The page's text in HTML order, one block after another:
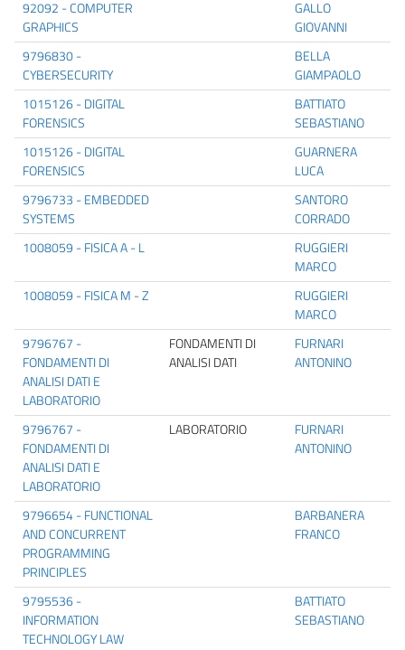
92092 - COMPUTER
GRAPHICS
GALLO
GIOVANNI
9796830 -
CYBERSECURITY
BELLA
GIAMPAOLO
1015126 - DIGITAL
FORENSICS
BATTIATO
SEBASTIANO
1015126 - DIGITAL
FORENSICS
GUARNERA
LUCA
9796733 - EMBEDDED
SYSTEMS
SANTORO
CORRADO
1008059 - FISICA A - L
RUGGIERI
MARCO
1008059 - FISICA M - Z
RUGGIERI
MARCO
9796767 -
FONDAMENTI DI
ANALISI DATI E
LABORATORIO
FONDAMENTI DI
ANALISI DATI
FURNARI
ANTONINO
9796767 -
FONDAMENTI DI
ANALISI DATI E
LABORATORIO
LABORATORIO
FURNARI
ANTONINO
9796654 - FUNCTIONAL
AND CONCURRENT
PROGRAMMING
PRINCIPLES
BARBANERA
FRANCO
9795536 -
INFORMATION
TECHNOLOGY LAW
BATTIATO
SEBASTIANO